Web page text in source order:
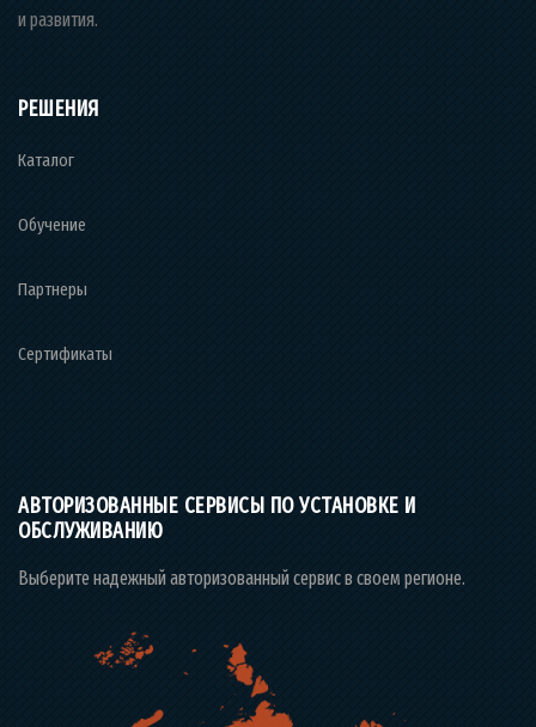
и развития.
РЕШЕНИЯ
Каталог
Обучение
Партнеры
Сертификаты
АВТОРИЗОВАННЫЕ СЕРВИСЫ ПО УСТАНОВКЕ И
ОБСЛУЖИВАНИЮ
Выберите надежный авторизованный сервис в своем регионе.